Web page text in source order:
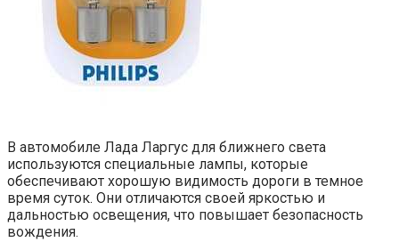
В автомобиле Лада Ларгус для ближнего света
используются специальные лампы, которые
обеспечивают хорошую видимость дороги в темное
время суток. Они отличаются своей яркостью и
дальностью освещения, что повышает безопасность
вождения.